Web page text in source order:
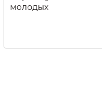
молодых